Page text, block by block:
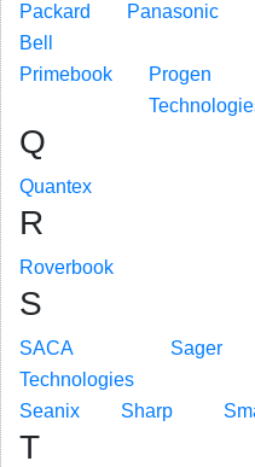
Packard
Bell
Panasonic
Primebook
Progen
Q
Quantex
R
Roverbook
S
SACA
Technologies
Sager
Seanix
Sharp
T